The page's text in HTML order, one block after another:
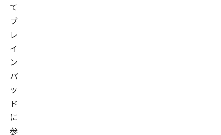
て
ブ
レ
イ
ン
パ
ッ
ド
に
参